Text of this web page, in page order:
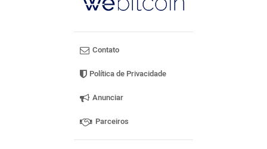
Contato
Política de Privacidade
Anunciar
Parceiros